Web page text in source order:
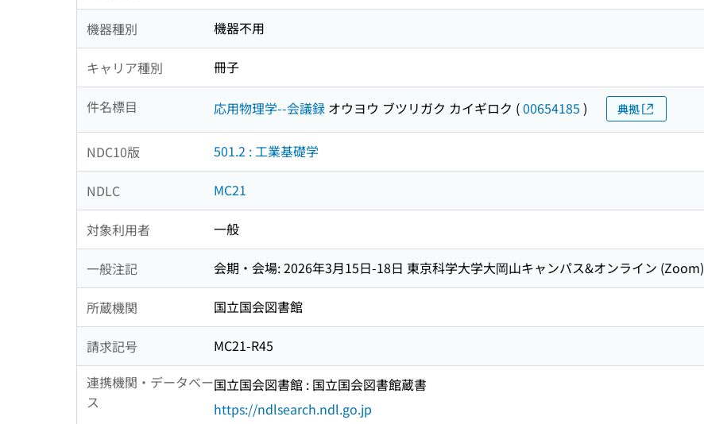
機器種別 機器不用
キャリア種別 冊子
件名標目 応用物理学--会議録 オウヨウ ブツリガク カイギロク (00654185 ) 典拠
NDC10版 501.2 : 工業基礎学
NDLC MC21
対象利用者 一般
一般注記 会期・会場: 2026年3月15日-18日 東京科学大学大岡山キャンパス&オンライン (Zoom)
所蔵機関 国立国会図書館
請求記号
MC21-R45
連携機関・データベー
ス
国立国会図書館 : 国立国会図書館蔵書
https://ndlsearch.ndl.go.jp